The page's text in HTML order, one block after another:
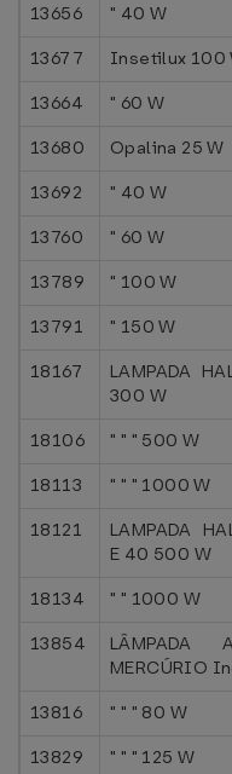
13656
" 40 W
13677
Insetilux 100
13664
" 60 W
13680
Opalina 25 W
13692
" 40 W
13760
" 60 W
13789
" 100 W
13791
" 150 W
18167
LAMPADA
300 W
18106 " " " 500 W
18113
" " " 1000 W
18121
LAMPADA
E 40 500 W
18134 " " 1000 W
13854
LÂMPADA
MERCÚRIO
13816
" " " 80 W
13829
" " " 125 W